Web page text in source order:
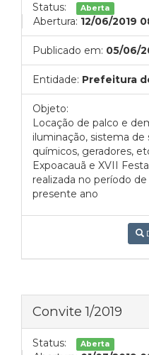
Status: Aberta
Abertura: 12/06/2019
Publicado em: 05/06/
Entidade: Prefeitura
Objeto:
Locação de palco e
iluminação, sistema de
químicos, geradores,
Expoacauã e XVII
realizada no período
presente ano
Convite 1/2019
Status: Aberta